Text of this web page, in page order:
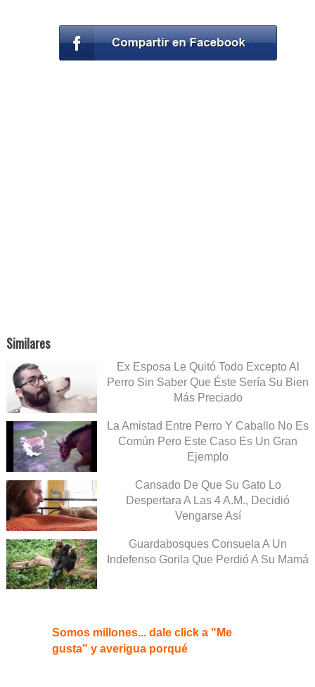
Similares
Ex Esposa Le Quitó Todo Excepto Al
Perro Sin Saber Que Éste Sería Su Bien
Más Preciado
La Amistad Entre Perro Y Caballo No Es
Común Pero Este Caso Es Un Gran
Ejemplo
Cansado De Que Su Gato Lo
Despertara A Las 4 A.M., Decidió
Vengarse Así
Guardabosques Consuela A Un
Indefenso Gorila Que Perdió A Su Mamá
Somos millones... dale click a "Me
gusta" y averigua porqué